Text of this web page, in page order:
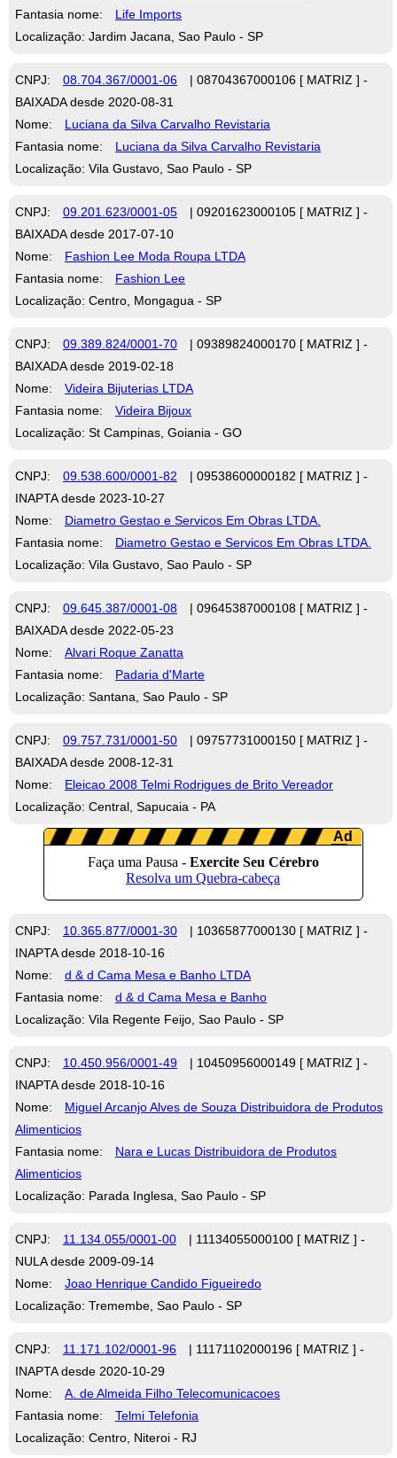
Fantasia nome:
Life Imports
Localização: Jardim Jacana, Sao Paulo - SP
CNPJ: 08.704.367/0001-06
| 08704367000106 [ MATRIZ ] -
BAIXADA desde 2020-08-31
Nome:
Luciana da Silva Carvalho Revistaria
Fantasia nome:
Luciana da Silva Carvalho Revistaria
Localização: Vila Gustavo, Sao Paulo - SP
CNPJ: 09.201.623/0001-05
| 09201623000105 [ MATRIZ ] -
BAIXADA desde 2017-07-10
Nome:
Fashion Lee Moda Roupa LTDA
Fantasia nome:
Fashion Lee
Localização: Centro, Mongagua - SP
CNPJ: 09.389.824/0001-70
| 09389824000170 [ MATRIZ ] -
BAIXADA desde 2019-02-18
Nome:
Videira Bijuterias LTDA
Fantasia nome:
Videira Bijoux
Localização: St Campinas, Goiania - GO
CNPJ: 09.538.600/0001-82
| 09538600000182 [ MATRIZ ] -
INAPTA desde 2023-10-27
Nome:
Diametro Gestao e Servicos Em Obras LTDA.
Fantasia nome:
Diametro Gestao e Servicos Em Obras LTDA.
Localização: Vila Gustavo, Sao Paulo - SP
CNPJ: 09.645.387/0001-08
| 09645387000108 [ MATRIZ ] -
BAIXADA desde 2022-05-23
Nome:
Alvari Roque Zanatta
Fantasia nome:
Padaria d'Marte
Localização: Santana, Sao Paulo - SP
CNPJ: 09.757.731/0001-50
| 09757731000150 [ MATRIZ ] -
BAIXADA desde 2008-12-31
Nome:
Eleicao 2008 Telmi Rodrigues de Brito Vereador
Localização: Central, Sapucaia - PA
CNPJ: 10.365.877/0001-30
| 10365877000130 [ MATRIZ ] -
INAPTA desde 2018-10-16
Nome:
d & d Cama Mesa e Banho LTDA
Fantasia nome:
d & d Cama Mesa e Banho
Localização: Vila Regente Feijo, Sao Paulo - SP
CNPJ: 10.450.956/0001-49
| 10450956000149 [ MATRIZ ] -
INAPTA desde 2018-10-16
Nome:
Miguel Arcanjo Alves de Souza Distribuidora de Produtos
Alimenticios
Fantasia nome:
Nara e Lucas Distribuidora de Produtos
Alimenticios
Localização: Parada Inglesa, Sao Paulo - SP
CNPJ: 11.134.055/0001-00
| 11134055000100 [ MATRIZ ] -
NULA desde 2009-09-14
Nome:
Joao Henrique Candido Figueiredo
Localização: Tremembe, Sao Paulo - SP
CNPJ: 11.171.102/0001-96
| 11171102000196 [ MATRIZ ] -
INAPTA desde 2020-10-29
Nome:
A. de Almeida Filho Telecomunicacoes
Fantasia nome:
Telmi Telefonia
Localização: Centro, Niteroi - RJ